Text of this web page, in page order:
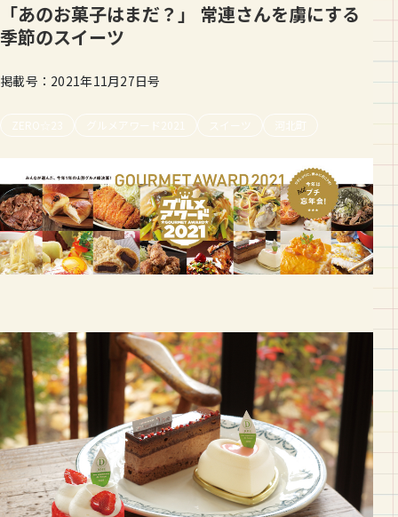
「あのお菓子はまだ？」 常連さんを虜にする
季節のスイーツ
掲載号：2021年11月27日号
ZERO☆23 グルメアワード2021 スイーツ 河北町